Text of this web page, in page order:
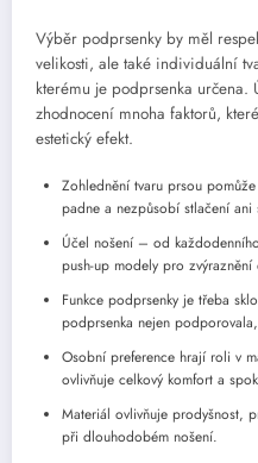
Výběr podprsenky by měl
velikosti, ale také individuální
kterému je podprsenka určena.
zhodnocení mnoha faktorů,
estetický efekt.
Zohlednění tvaru prsou
padne a nezpůsobí stlačení ani
Účel nošení – od
push-up modely pro zvýraznění
Funkce podprsenky je třeba
podprsenka nejen
Osobní preference hrají roli v
ovlivňuje celkový komfort a
Materiál ovlivňuje prodyšnost,
při dlouhodobém nošení.